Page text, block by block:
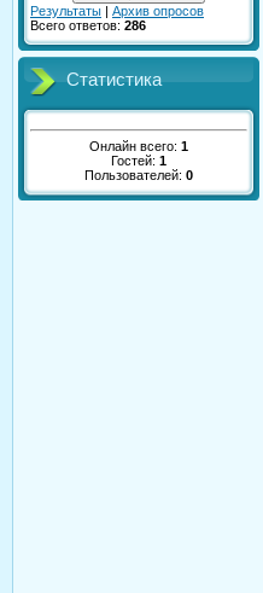
Результаты | Архив опросов
Всего ответов: 286
Статистика
Онлайн всего: 1
Гостей: 1
Пользователей: 0